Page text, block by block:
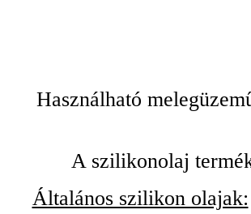
Használható
A szilikonolaj
Általános szilikon olajak: